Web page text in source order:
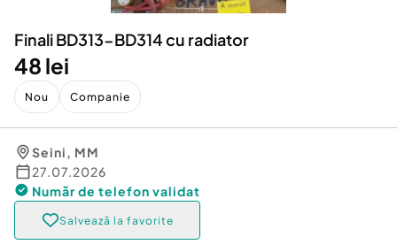
Finali BD313-BD314 cu radiator
48 lei
Nou Companie
Seini, MM
27.07.2026
Număr de telefon validat
Salvează la favorite